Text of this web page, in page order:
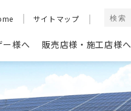
サイトマップ
ー様へ 販売店様・施工店様へ